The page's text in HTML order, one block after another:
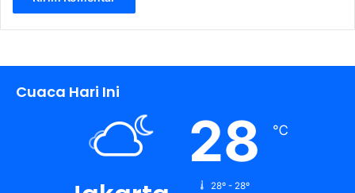
Cuaca Hari Ini
28 ℃
28º - 28º